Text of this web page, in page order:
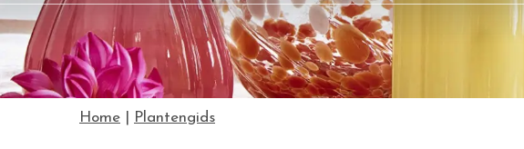
Home Plantengids